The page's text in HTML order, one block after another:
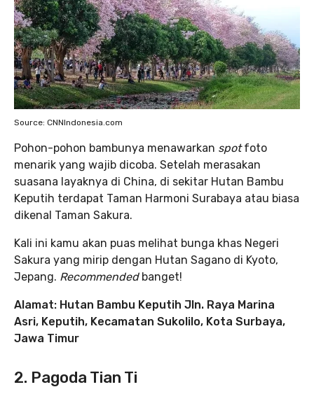
Source: CNNIndonesia.com
Pohon-pohon bambunya menawarkan spotfoto
menarik yang wajib dicoba. Setelah merasakan
suasana layaknya di China, di sekitar Hutan Bambu
Keputih terdapat Taman Harmoni Surabaya atau biasa
dikenal Taman Sakura.
Kali ini kamu akan puas melihat bunga khas Negeri
Sakura yang mirip dengan Hutan Sagano di Kyoto,
Jepang. Recommended banget!
Alamat: Hutan Bambu Keputih Jln. Raya Marina
Asri, Keputih, Kecamatan Sukolilo, Kota Surbaya,
Jawa Timur
2. Pagoda Tian Ti